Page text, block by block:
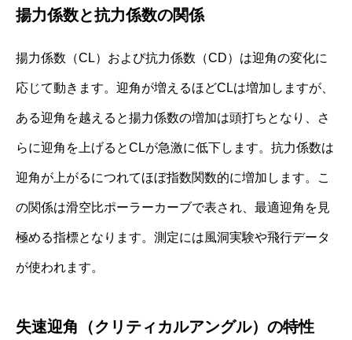
揚力係数と抗力係数の関係
揚力係数（CL）および抗力係数（CD）は迎角の変化に
応じて動きます。迎角が増えるほどCLは増加しますが、
ある迎角を越えると揚力係数の増加は頭打ちとなり、さ
らに迎角を上げるとCLが急激に低下します。抗力係数は
迎角が上がるにつれてほぼ指数関数的に増加します。こ
の関係は滑空比ポーラーカーブで表され、最適迎角を見
極める指標となります。測定には風洞実験や飛行データ
が使われます。
失速迎角（クリティカルアングル）の特性